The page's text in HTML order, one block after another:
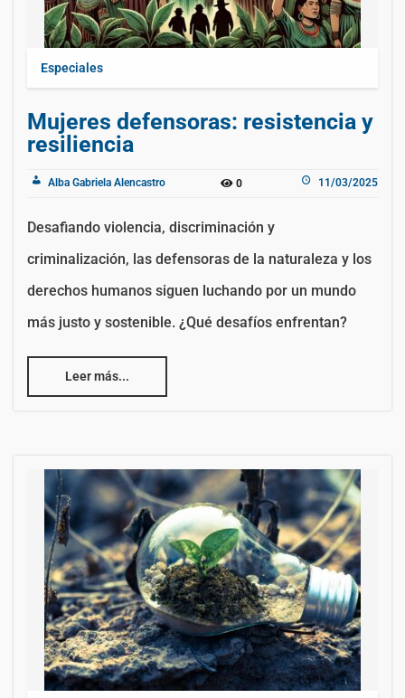
Especiales
Mujeres defensoras: resistencia y
resiliencia
Alba Gabriela Alencastro 0 11/03/2025
Desafiando violencia, discriminación y
criminalización, las defensoras de la naturaleza y los
derechos humanos siguen luchando por un mundo
más justo y sostenible. ¿Qué desafíos enfrentan?
Leer más...